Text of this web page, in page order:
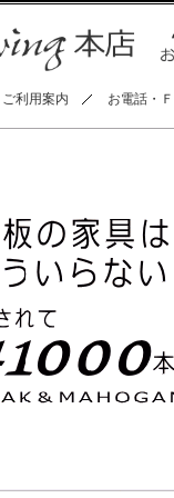
ご利用案内 お電話・